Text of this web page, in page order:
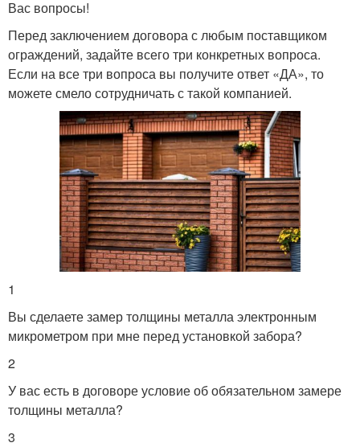
Вас вопросы!
Перед заключением договора с любым поставщиком
ограждений, задайте всего три конкретных вопроса.
Если на все три вопроса вы получите ответ «ДА», то
можете смело сотрудничать с такой компанией.
1
Вы сделаете замер толщины металла электронным
микрометром при мне перед установкой забора?
2
У вас есть в договоре условие об обязательном замере
толщины металла?
3